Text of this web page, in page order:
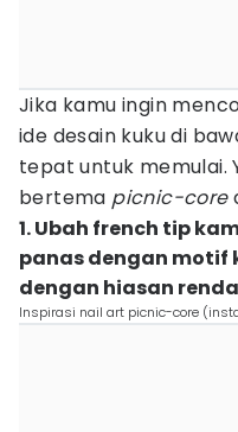
Jika kamu ingin
ide desain kuku di
tepat untuk memulai.
bertema picnic-core
1. Ubah french tip
panas dengan
dengan hiasan
Inspirasi nail art picnic-core